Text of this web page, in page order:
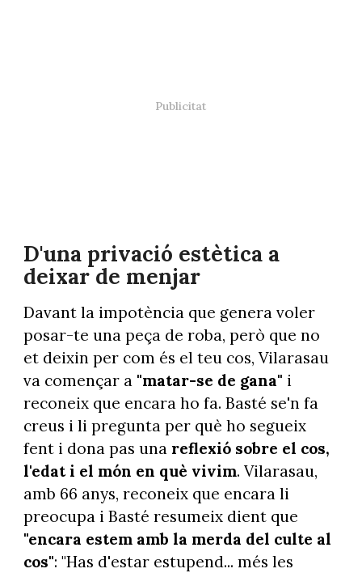
D'una privació estètica a
deixar de menjar
Davant la impotència que genera voler
posar-te una peça de roba, però que no
et deixin per com és el teu cos, Vilarasau
va començar a "matar-se de gana" i
reconeix que encara ho fa. Basté se'n fa
creus i li pregunta per què ho segueix
fent i dona pas una reflexió sobre el cos,
l'edat i el món en què vivim. Vilarasau,
amb 66 anys, reconeix que encara li
preocupa i Basté resumeix dient que
"encara estem amb la merda del culte al
cos": "Has d'estar estupend... més les